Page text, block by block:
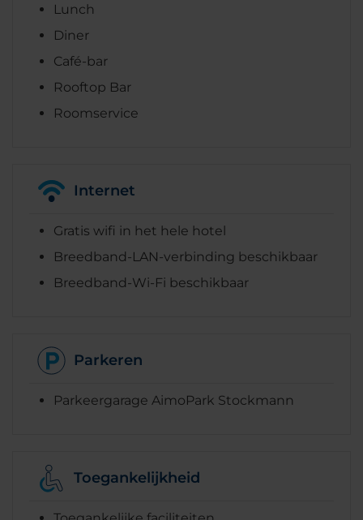
Lunch
Diner
Café-bar
Rooftop Bar
Roomservice
Internet
Gratis wifi in het hele hotel
Breedband-LAN-verbinding beschikbaar
Breedband-Wi-Fi beschikbaar
Parkeren
Parkeergarage AimoPark Stockmann
Toegankelijkheid